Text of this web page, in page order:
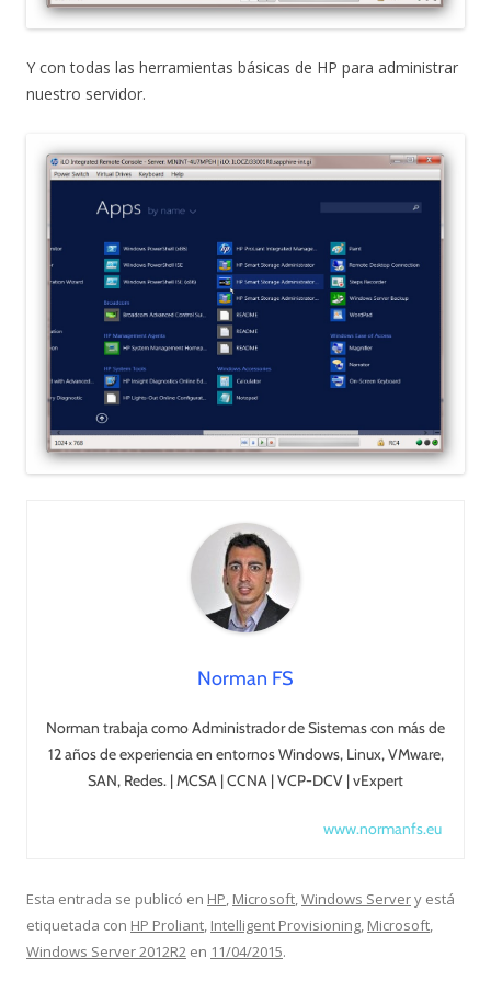
Y con todas las herramientas básicas de HP para administrar
nuestro servidor.
Norman FS
Norman trabaja como Administrador de Sistemas con más de
12 años de experiencia en entornos Windows, Linux, VMware,
SAN, Redes. | MCSA | CCNA | VCP-DCV | vExpert
www.normanfs.eu
Esta entrada se publicó en HP, Microsoft,Windows Servery está
etiquetada con HP Proliant, Intelligent Provisioning, Microsoft,
Windows Server 2012R2 en 11/04/2015.